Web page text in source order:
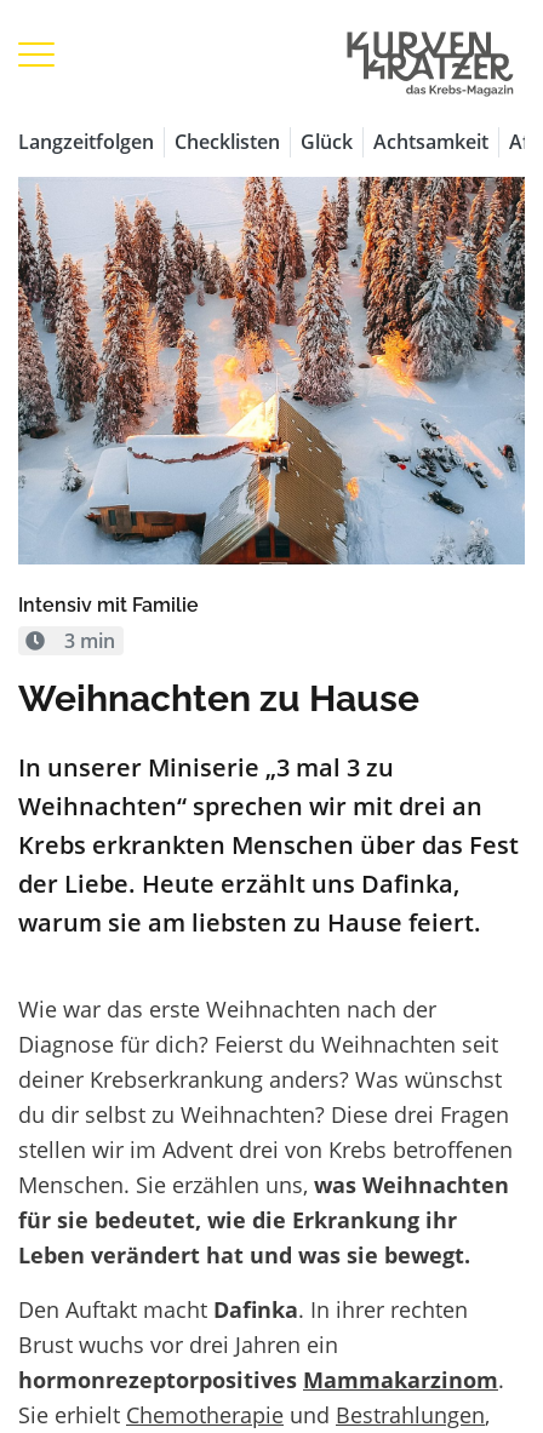
Langzeitfolgen Checklisten Glück Achtsamkeit
Intensiv mit Familie
3 min
Weihnachten zu Hause
In unserer Miniserie „3 mal 3 zu
Weihnachten“ sprechen wir mit drei an
Krebs erkrankten Menschen über das Fest
der Liebe. Heute erzählt uns Dafinka,
warum sie am liebsten zu Hause feiert.
Wie war das erste Weihnachten nach der
Diagnose für dich? Feierst du Weihnachten seit
deiner Krebserkrankung anders? Was wünschst
du dir selbst zu Weihnachten? Diese drei Fragen
stellen wir im Advent drei von Krebs betroffenen
Menschen. Sie erzählen uns, was Weihnachten
für sie bedeutet, wie die Erkrankung ihr
Leben verändert hat und was sie bewegt.
Den Auftakt macht Dafinka. In ihrer rechten
Brust wuchs vor drei Jahren ein
hormonrezeptorpositives Mammakarzinom.
Sie erhielt Chemotherapie und Bestrahlungen,